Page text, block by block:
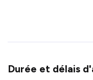
Durée et délais